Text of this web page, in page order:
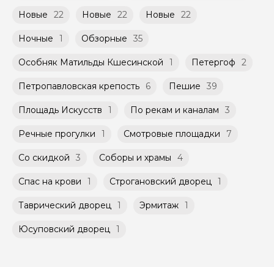
Новые 22 Новые 22 Новые 22
Ночные 1 Обзорные 35
Особняк Матильды Кшесинской 1 Петергоф 2
Петропавловская крепость 6 Пешие 39
Площадь Искусств 1 По рекам и каналам 3
Речные прогулки 1 Смотровые площадки 7
Со скидкой 3 Соборы и храмы 4
Спас на крови 1 Строгановский дворец 1
Таврический дворец 1 Эрмитаж 1
Юсуповский дворец 1